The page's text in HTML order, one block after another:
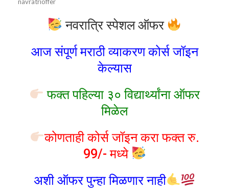
नवरात्रि स्पेशल ऑफर
आज संपूर्ण मराठी व्याकरण कोर्स जॉइन
केल्यास
फक्त पहिल्या ३० विद्यार्थ्यांना ऑफर
मिळेल
कोणताही कोर्स जॉइन करा फक्त रु.
99/- मध्ये
अशी ऑफर पुन्हा मिळणार नाही